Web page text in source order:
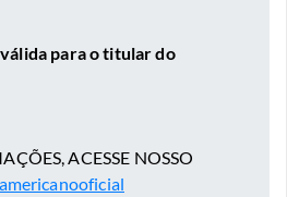
para o titular do
ACESSE NOSSO